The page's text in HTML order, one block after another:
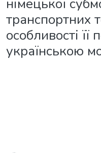
німецької
транспортних
особливості її
українською